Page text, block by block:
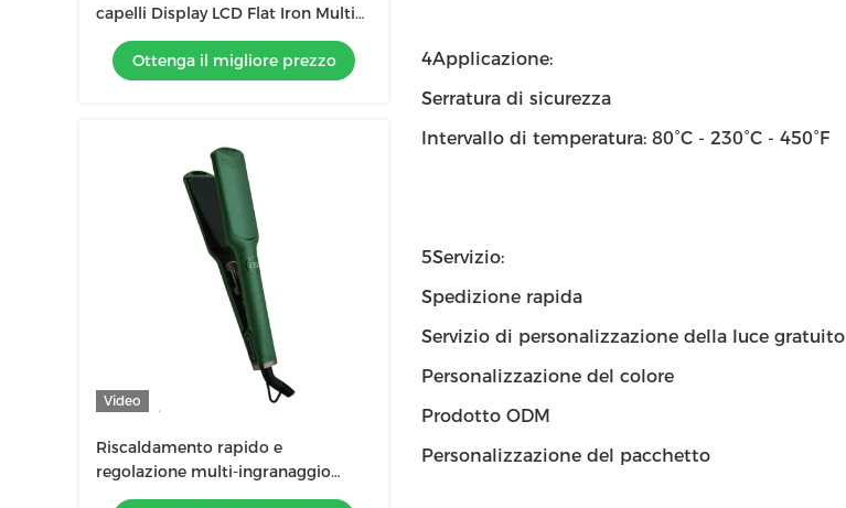
capelli Display LCD Flat Iron Multi
Function Hair Curler con pannello
di 3 dimensioni
Ottenga il migliore prezzo
Video
Riscaldamento rapido e
regolazione multi-ingranaggio
riscaldatore stretta capelli per tutti
4Applicazione:
Serratura di sicurezza
Intervallo di temperatura: 80°C - 230°C - 450°F
5Servizio:
Spedizione rapida
Servizio di personalizzazione della luce gratuito
Personalizzazione del colore
Prodotto ODM
Personalizzazione del pacchetto